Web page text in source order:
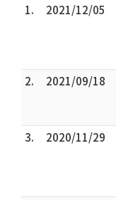
1.
2021/12/05
2.
2021/09/18
3.
2020/11/29